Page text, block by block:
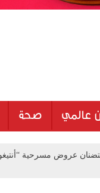
عالمي صحة
عروض مسرحية